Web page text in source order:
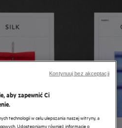
aby zapewnić Ci
technologii w celu ulepszania naszej witryny, a
Udostępniamy również informacje o
Kontynuuj bez akceptacji